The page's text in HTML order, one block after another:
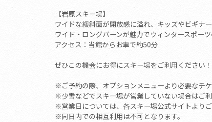
【岩原スキー場】
ワイドな緩斜面が開放感に溢れ、キッズやビギナ
ワイド・ロングバーンが魅力でウィンタースポー
アクセス：当館からお車で約50分
ぜひこの機会にお得にスキー場をご利用ください！
※ご予約の際、オプションメニューより必要なチケ
※少雪などでスキー場が営業していない場合はご利
※営業日については、各スキー場公式サイトよりご
※同日内での相互利用は不可となります。